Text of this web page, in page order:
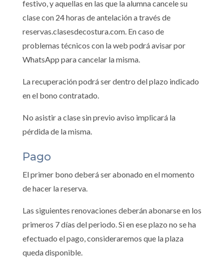
festivo, y aquellas en las que la alumna cancele su
clase con 24 horas de antelación a través de
reservas.clasesdecostura.com. En caso de
problemas técnicos con la web podrá avisar por
WhatsApp para cancelar la misma.
La recuperación podrá ser dentro del plazo indicado
en el bono contratado.
No asistir a clase sin previo aviso implicará la
pérdida de la misma.
Pago
El primer bono deberá ser abonado en el momento
de hacer la reserva.
Las siguientes renovaciones deberán abonarse en los
primeros 7 días del periodo. Si en ese plazo no se ha
efectuado el pago, consideraremos que la plaza
queda disponible.